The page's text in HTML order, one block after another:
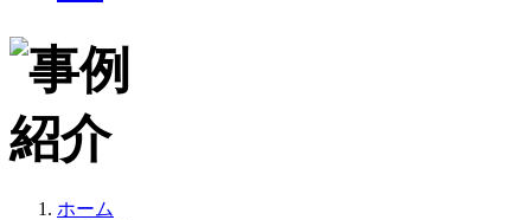
ホーム